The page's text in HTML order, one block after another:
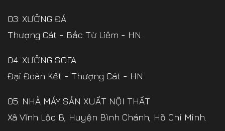
03: XƯỞNG ĐÁ
Thượng Cát - Bắc Từ Liêm - HN.
04: XƯỞNG SOFA
Đại Đoàn Kết - Thượng Cát - HN.
05: NHÀ MÁY SẢN XUẤT NỘI THẤT
Xã Vĩnh Lộc B, Huyện Bình Chánh, Hồ Chí Minh.